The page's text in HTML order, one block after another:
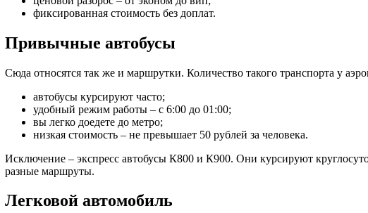
фиксированная стоимость без доплат.
Привычные автобусы
Сюда относятся так же и маршрутки. Количество такого транспорта у
автобусы курсируют часто;
удобный режим работы – с 6:00 до 01:00;
вы легко доедете до метро;
низкая стоимость – не превышает 50 рублей за человека.
Исключение – экспресс автобусы К800 и К900. Они курсируют
разные маршруты.
Легковой автомобиль